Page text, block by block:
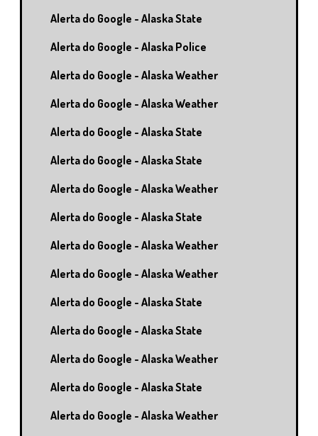
Alerta do Google - Alaska State
Alerta do Google - Alaska Police
Alerta do Google - Alaska Weather
Alerta do Google - Alaska Weather
Alerta do Google - Alaska State
Alerta do Google - Alaska State
Alerta do Google - Alaska Weather
Alerta do Google - Alaska State
Alerta do Google - Alaska Weather
Alerta do Google - Alaska Weather
Alerta do Google - Alaska State
Alerta do Google - Alaska State
Alerta do Google - Alaska Weather
Alerta do Google - Alaska State
Alerta do Google - Alaska Weather